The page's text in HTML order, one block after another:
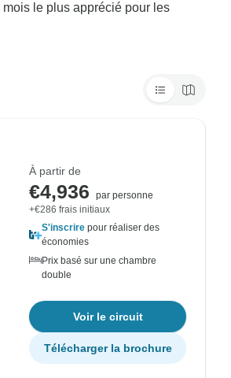
le plus apprécié pour les
À partir de
€4,936
par personne
+€286 frais initiaux
S'inscrire pour réaliser des
économies
Prix basé sur une chambre
double
Voir le circuit
Télécharger la brochure